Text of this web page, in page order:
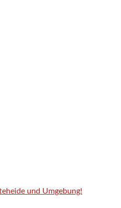
und Umgebung!